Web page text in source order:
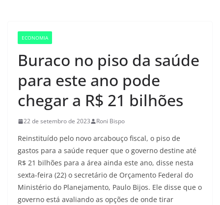
ECONOMIA
Buraco no piso da saúde
para este ano pode
chegar a R$ 21 bilhões
22 de setembro de 2023 Roni Bispo
Reinstituído pelo novo arcabouço fiscal, o piso de
gastos para a saúde requer que o governo destine até
R$ 21 bilhões para a área ainda este ano, disse nesta
sexta-feira (22) o secretário de Orçamento Federal do
Ministério do Planejamento, Paulo Bijos. Ele disse que o
governo está avaliando as opções de onde tirar